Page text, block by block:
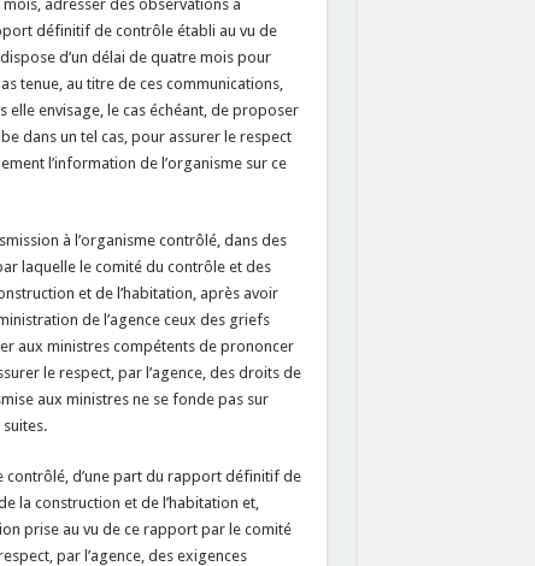
adresser des observations à
définitif de contrôle établi au vu de
d’un délai de quatre mois pour
tenue, au titre de ces communications,
elle envisage, le cas échéant, de proposer
dans un tel cas, pour assurer le respect
l’information de l’organisme sur ce
à l’organisme contrôlé, dans des
laquelle le comité du contrôle et des
et de l’habitation, après avoir
de l’agence ceux des griefs
aux ministres compétents de prononcer
le respect, par l’agence, des droits de
aux ministres ne se fonde pas sur
contrôlé, d’une part du rapport définitif de
la construction et de l’habitation et,
prise au vu de ce rapport par le comité
par l’agence, des exigences